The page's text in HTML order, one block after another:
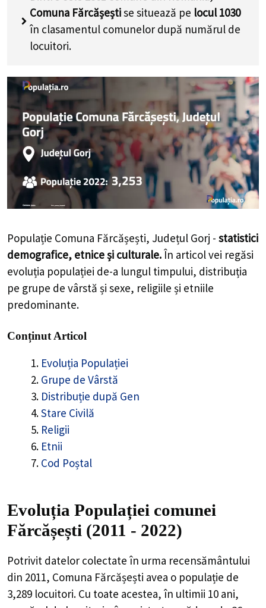
Comuna Fărcășeștise situează pe locul 1030
în clasamentul comunelor după numărul de
locuitori.
Populație Comuna Fărcășești, Județul Gorj - statistici
demografice, etnice și culturale.În articol vei regăsi
evoluția populației de-a lungul timpului, distribuția
pe grupe de vârstă și sexe, religiile și etniile
predominante.
Conținut Articol
Evoluția Populației
Grupe de Vârstă
Distribuție după Gen
Stare Civilă
Religii
Etnii
Cod Poștal
Evoluția Populației comunei
Fărcășești (2011 - 2022)
Potrivit datelor colectate în urma recensământului
din 2011, Comuna Fărcășești avea o populație de
3,289 locuitori. Cu toate acestea, în ultimii 10 ani,